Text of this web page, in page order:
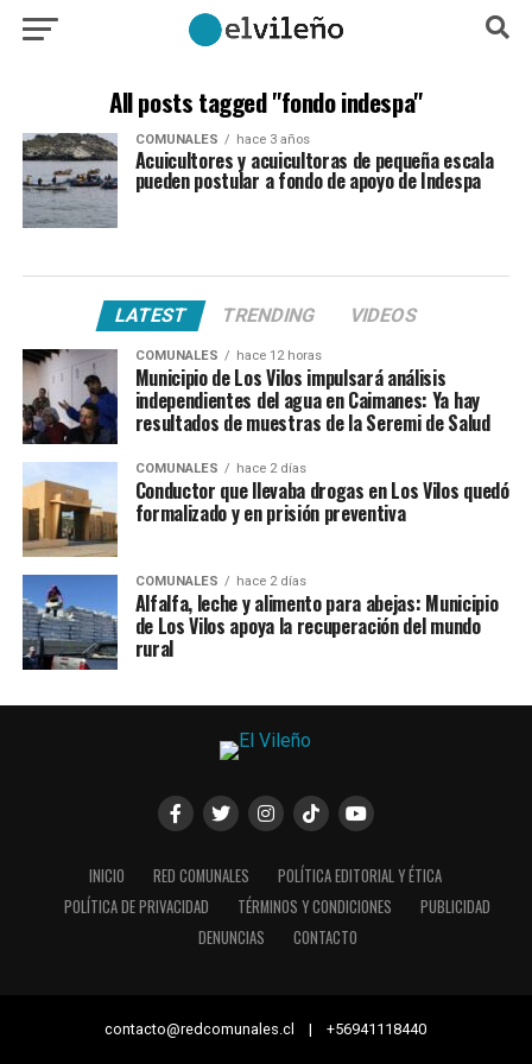
All posts tagged "fondo indespa"
COMUNALES hace 3 años
Acuicultores y acuicultoras de pequeña escala
pueden postular a fondo de apoyo de Indespa
LATEST TRENDING VIDEOS
COMUNALES hace 12 horas
Municipio de Los Vilos impulsará análisis
independientes del agua en Caimanes: Ya hay
resultados de muestras de la Seremi de Salud
COMUNALES hace 2 días
Conductor que llevaba drogas en Los Vilos quedó
formalizado y en prisión preventiva
COMUNALES hace 2 días
Alfalfa, leche y alimento para abejas: Municipio
de Los Vilos apoya la recuperación del mundo
rural
INICIO RED COMUNALES
POLÍTICA EDITORIAL Y ÉTICA
POLÍTICA DE PRIVACIDAD
TÉRMINOS Y CONDICIONES
PUBLICIDAD
DENUNCIAS
CONTACTO
contacto@redcomunales.cl | +56941118440